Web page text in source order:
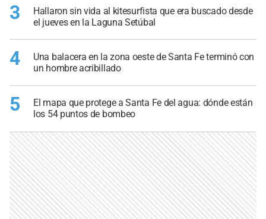
3
Hallaron sin vida al kitesurfista que era buscado desde
el jueves en la Laguna Setúbal
4
Una balacera en la zona oeste de Santa Fe terminó con
un hombre acribillado
5
El mapa que protege a Santa Fe del agua: dónde están
los 54 puntos de bombeo